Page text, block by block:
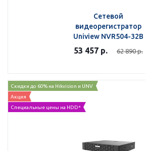
Сетевой
видеорегистратор
Uniview NVR504-32B
53 457 р. 62 890р.
Скидки до 60% на Hikvision и UNV
Акция
Специальные цены на HDD*